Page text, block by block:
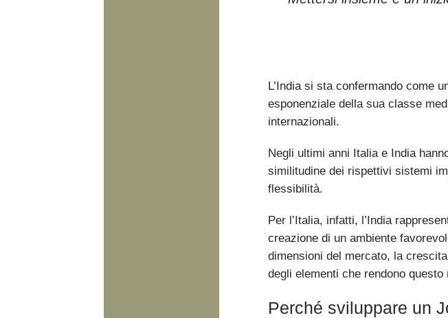
L’India si sta confermando come
esponenziale della sua classe
internazionali.
Negli ultimi anni Italia e India
similitudine dei rispettivi sistemi
flessibilità.
Per l’Italia, infatti, l’India
creazione di un ambiente
dimensioni del mercato, la
degli elementi che rendono
Perché sviluppare un